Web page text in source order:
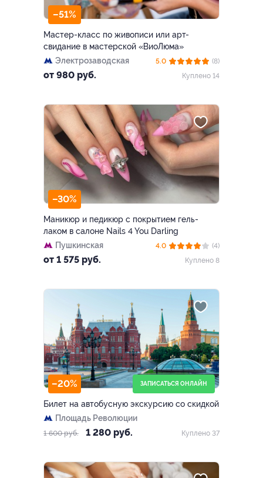
–51%
Мастер-класс по живописи или арт-
свидание в мастерской «ВиоЛюма»
Электрозаводская
от 980 руб.
5.0
(8)
Куплено 14
–30%
Маникюр и педикюр с покрытием гель-
лаком в салоне Nails 4 You Darling
Пушкинская
от 1 575 руб.
4.0
(4)
Куплено 8
–20% ЗАПИСАТЬСЯ ОНЛАЙН
Билет на автобусную экскурсию со скидкой
Площадь Революции
1 600 руб. 1 280 руб. Куплено 37